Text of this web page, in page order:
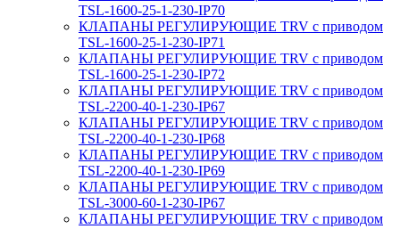
TSL-1600-25-1-230-IP70
КЛАПАНЫ РЕГУЛИРУЮЩИЕ TRV с приводом
TSL-1600-25-1-230-IP71
КЛАПАНЫ РЕГУЛИРУЮЩИЕ TRV с приводом
TSL-1600-25-1-230-IP72
КЛАПАНЫ РЕГУЛИРУЮЩИЕ TRV с приводом
TSL-2200-40-1-230-IP67
КЛАПАНЫ РЕГУЛИРУЮЩИЕ TRV с приводом
TSL-2200-40-1-230-IP68
КЛАПАНЫ РЕГУЛИРУЮЩИЕ TRV с приводом
TSL-2200-40-1-230-IP69
КЛАПАНЫ РЕГУЛИРУЮЩИЕ TRV с приводом
TSL-3000-60-1-230-IP67
КЛАПАНЫ РЕГУЛИРУЮЩИЕ TRV с приводом